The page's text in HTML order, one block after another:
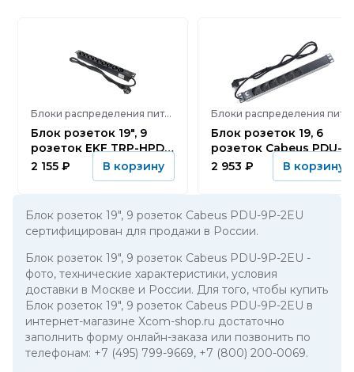
Блоки распределения питания (PDU)
Блок розеток 19", 9
розеток EKF TRP-HPD-
16A-9SH-2MSH
2 155 ₽ В корзину
Блок розеток 19, 6
розеток Cabeus PDU-
6P-2EU
2 953 ₽ В корзину
Блок розеток 19", 9 розеток Cabeus PDU-9P-2EU
сертифицирован для продажи в России.
Блок розеток 19", 9 розеток Cabeus PDU-9P-2EU -
фото, технические характеристики, условия
доставки в Москве и России. Для того, чтобы купить
Блок розеток 19", 9 розеток Cabeus PDU-9P-2EU в
интернет-магазине Xcom-shop.ru достаточно
заполнить форму онлайн-заказа или позвонить по
телефонам: +7 (495) 799-9669, +7 (800) 200-0069.